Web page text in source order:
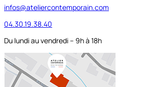
infos@ateliercontemporain.com
04.30.19.38.40
Du lundi au vendredi – 9h à 18h